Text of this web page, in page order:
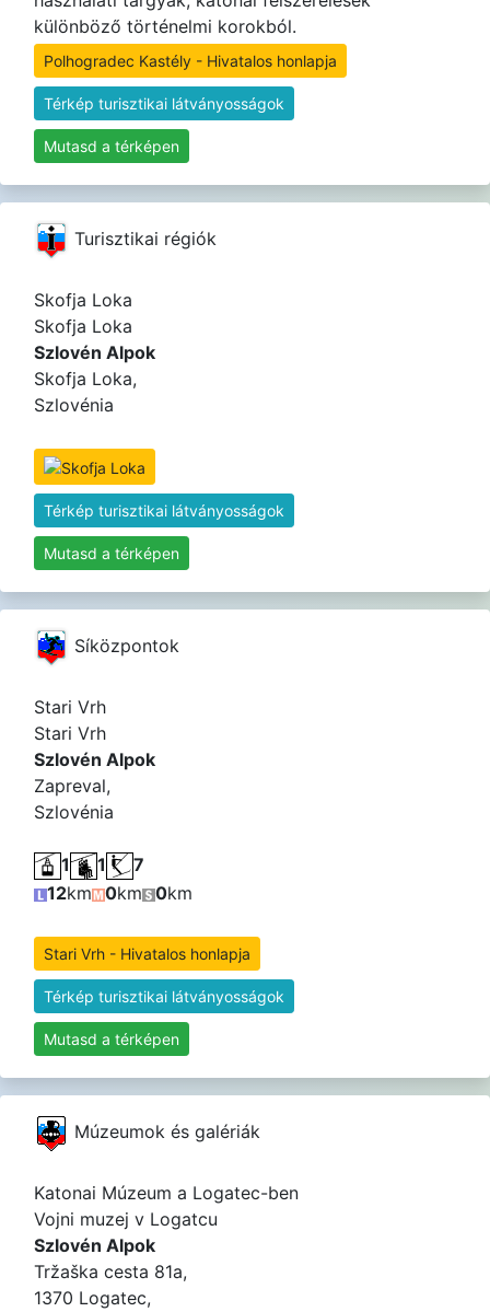
különböző történelmi korokból.
Polhogradec Kastély - Hivatalos honlapja
Térkép turisztikai látványosságok
Mutasd a térképen
Turisztikai régiók
Skofja Loka
Skofja Loka
Szlovén Alpok
Skofja Loka,
Szlovénia
Térkép turisztikai látványosságok
Mutasd a térképen
Síközpontok
Stari Vrh
Stari Vrh
Szlovén Alpok
Zapreval,
Szlovénia
1 1
7
12km 0km 0km
Stari Vrh - Hivatalos honlapja
Térkép turisztikai látványosságok
Mutasd a térképen
Múzeumok és galériák
Katonai Múzeum a Logatec-ben
Vojni muzej v Logatcu
Szlovén Alpok
Tržaška cesta 81a,
1370 Logatec,